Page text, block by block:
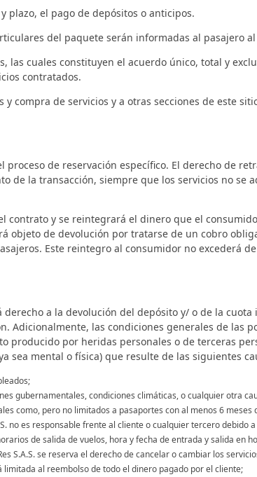
plazo, el pago de depósitos o anticipos.
del paquete serán informadas al pasajero
las cuales constituyen el acuerdo único, total y
contratados.
compra de servicios y a otras secciones de este
de reservación específico. El derecho de
de la transacción, siempre que los servicios no
y se reintegrará el dinero que el
objeto de devolución por tratarse de un cobro
Este reintegro al consumidor no excederá
a la devolución del depósito y/ o de la
Adicionalmente, las condiciones generales de las
producido por heridas personales o de terceras
sea mental o física) que resulte de las siguientes
gubernamentales, condiciones climáticas, o cualquier otra
como, pero no limitados a pasaportes con al menos 6 meses
no es responsable frente al cliente o cualquier tercero debido
de salida de vuelos, hora y fecha de entrada y salida en
S.A.S. se reserva el derecho de cancelar o cambiar los
limitada al reembolso de todo el dinero pagado por el cliente;